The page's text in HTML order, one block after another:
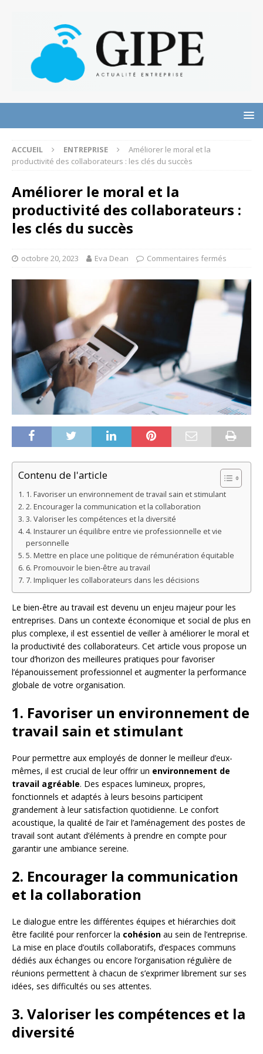
ACCUEIL ENTREPRISE
Améliorer le moral et la
productivité des collaborateurs : les clés du succès
Améliorer le moral et la
productivité des collaborateurs :
les clés du succès
octobre 20, 2023 Eva Dean Commentaires fermés
Contenu de l'article
1. Favoriser un environnement de travail sain et stimulant
2. Encourager la communication et la collaboration
3. Valoriser les compétences et la diversité
4. Instaurer un équilibre entre vie professionnelle et vie
personnelle
5. Mettre en place une politique de rémunération équitable
6. Promouvoir le bien-être au travail
7. Impliquer les collaborateurs dans les décisions
Le bien-être au travail est devenu un enjeu majeur pour les
entreprises. Dans un contexte économique et social de plus en
plus complexe, il est essentiel de veiller à améliorer le moral et
la productivité des collaborateurs. Cet article vous propose un
tour d’horizon des meilleures pratiques pour favoriser
l’épanouissement professionnel et augmenter la performance
globale de votre organisation.
1. Favoriser un environnement de
travail sain et stimulant
Pour permettre aux employés de donner le meilleur d’eux-
mêmes, il est crucial de leur offrir un environnement de
travail agréable. Des espaces lumineux, propres,
fonctionnels et adaptés à leurs besoins participent
grandement à leur satisfaction quotidienne. Le confort
acoustique, la qualité de l’air et l’aménagement des postes de
travail sont autant d’éléments à prendre en compte pour
garantir une ambiance sereine.
2. Encourager la communication
et la collaboration
Le dialogue entre les différentes équipes et hiérarchies doit
être facilité pour renforcer la cohésion au sein de l’entreprise.
La mise en place d’outils collaboratifs, d’espaces communs
dédiés aux échanges ou encore l’organisation régulière de
réunions permettent à chacun de s’exprimer librement sur ses
idées, ses difficultés ou ses attentes.
3. Valoriser les compétences et la
diversité